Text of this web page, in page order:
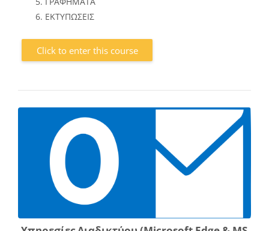
ΕΚΤΥΠΩΣΕΙΣ
Click to enter this course